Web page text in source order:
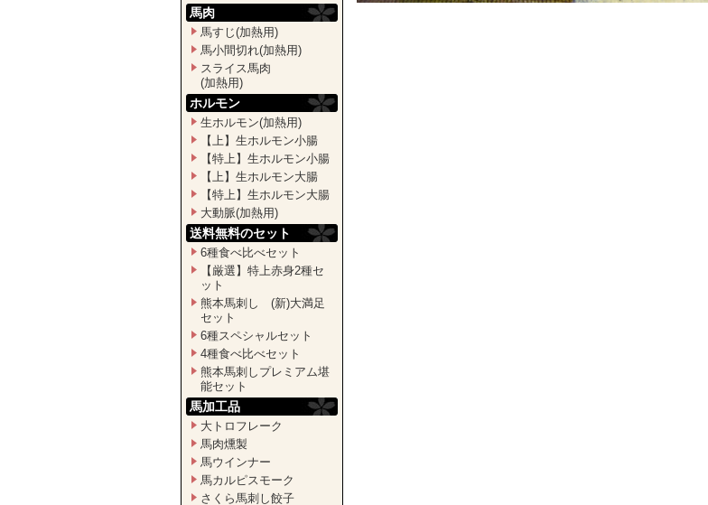
馬肉
馬すじ(加熱用)
馬小間切れ(加熱用)
スライス馬肉
(加熱用)
ホルモン
生ホルモン(加熱用)
【上】生ホルモン小腸
【特上】生ホルモン小腸
【上】生ホルモン大腸
【特上】生ホルモン大腸
大動脈(加熱用)
送料無料のセット
6種食べ比べセット
【厳選】特上赤身2種セ
ット
熊本馬刺し (新)大満足
セット
6種スペシャルセット
4種食べ比べセット
熊本馬刺しプレミアム堪
能セット
馬加工品
大トロフレーク
馬肉燻製
馬ウインナー
馬カルピスモーク
さくら馬刺し餃子